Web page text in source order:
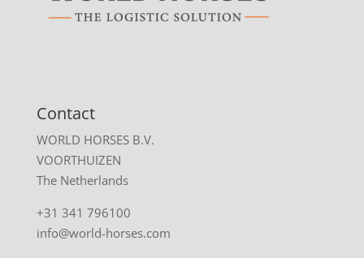
Contact
WORLD HORSES B.V.
VOORTHUIZEN
The Netherlands
+31 341 796100
info@world-horses.com